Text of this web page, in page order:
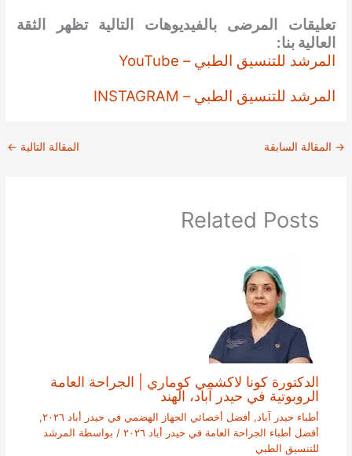
تعليقات المرضى بالفيديوهات التالية تظهر الثقة
العالية بنا:
المرشد للتنسيق الطبي – YouTube
المرشد للتنسيق الطبي – INSTAGRAM
→ المقالة السابقة المقالة التالية ←
Related Posts
الدكتورة كونا لاكشمي كوماري | الجراحة العامة
الروبوتية في حيدر آباد، الهند
أطباء حيدر آباد , أفضل أخصائي الجهاز الهضمي في حيدر أباد ٢٠٢٦
,
أفضل أطباء الجراحة العامة في حيدر أباد ٢٠٢٦
/ بواسطة المرشد
للتنسيق الطبي